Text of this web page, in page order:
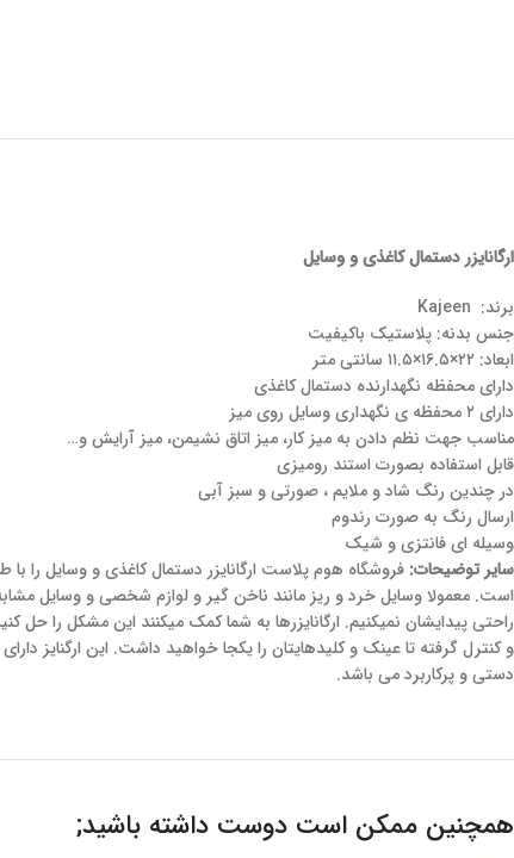
ارگانایزر دستمال کاغذی و وسایل
برند: Kajeen
جنس بدنه: پلاستیک باکیفیت
ابعاد: ۲۲×۱۶.۵×۱۱.۵ سانتی متر
دارای محفظه نگهدارنده دستمال کاغذی
دارای ۲ محفظه ی نگهداری وسایل روی میز
مناسب جهت نظم دادن به میز کار، میز اتاق نشیمن، میز آرایش و…
قابل استفاده بصورت استند رومیزی
در چندین رنگ شاد و ملایم ، صورتی و سبز آبی
ارسال رنگ به صورت رندوم
وسیله ای فانتزی و شیک
سایر توضیحات: فروشگاه هوم پلاست ارگانایزر دستمال کاغذی و وسایل
است. معمولا وسایل خرد و ریز مانند ناخن گیر و لوازم شخصی و وسایل
راحتی پیدایشان نمیکنیم. ارگانایزرها به شما کمک میکنند این مشکل را
و کنترل گرفته تا عینک و کلیدهایتان را یکجا خواهید داشت. این ارگنایز
دستی و پرکاربرد می باشد.
همچنین ممکن است دوست داشته باشید;